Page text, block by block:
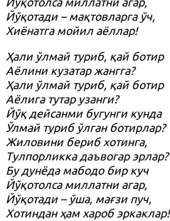
Йўқотади – мақтовларга ўч,
Хиёнатга мойил аёллар!
Ҳали ўлмай туриб, қай ботир
Аёлини кузатар жангга?
Ҳали ўлмай туриб, қай ботир
Аёлига тутар узанги?
Йўқ дейсанми бугунги кунда
Ўлмай туриб ўлган ботирлар?
Жиловини бериб хотинга,
Тулпорликка даъвогар эрлар?
Бу дунёда мабодо бир куч
Йўқотолса миллатни агар,
Йўқотади – ўша, мағзи пуч,
Хотиндан ҳам хароб эркаклар!